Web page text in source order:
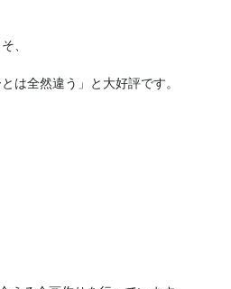
、
は全然違う」と大好評です。